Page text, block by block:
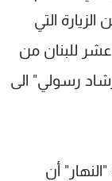
التي
للبنان من
لتسليم "إرشاد رسولي" الى
أن